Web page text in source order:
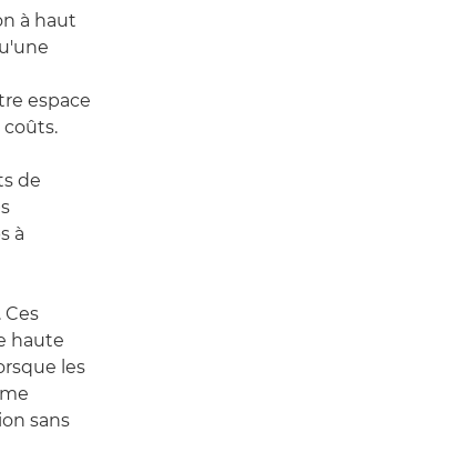
à haut
espace
de
à
. Ces
haute
les
sans